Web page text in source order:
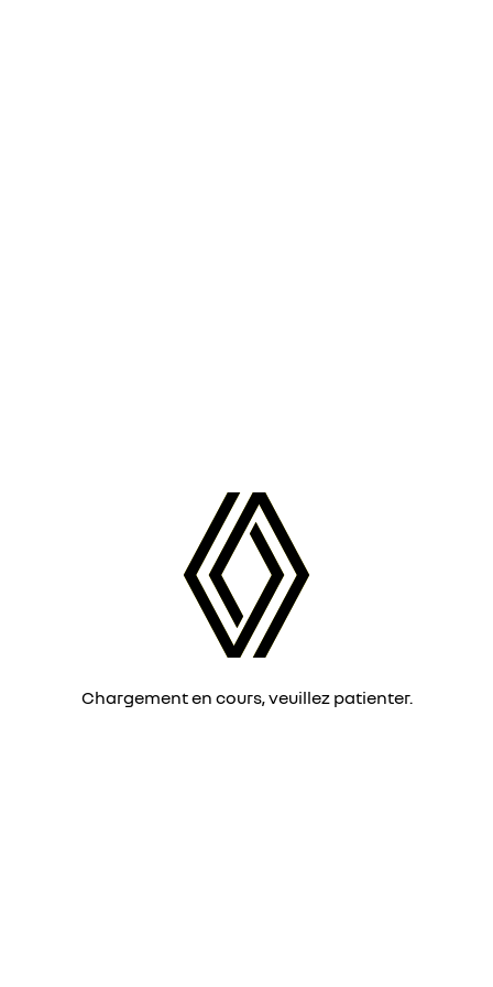
Chargement en cours, veuillez patienter.